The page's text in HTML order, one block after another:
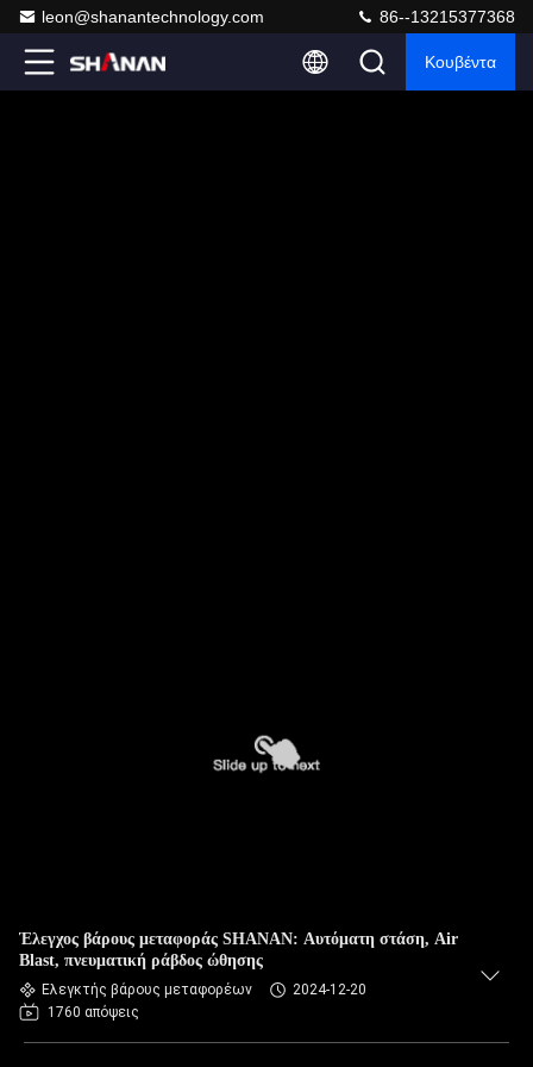
leon@shanantechnology.com 86--13215377368
Κουβέντα
Έλεγχος βάρους μεταφοράς SHANAN: Αυτόματη στάση, Air
Blast, πνευματική ράβδος ώθησης
Ελεγκτής βάρους μεταφορέων
2024-12-20
1760 απόψεις